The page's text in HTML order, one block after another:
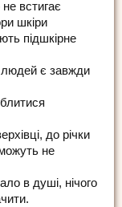
встигає
шкіри
підшкірне
людей є завжди
до річки
не
в душі, нічого